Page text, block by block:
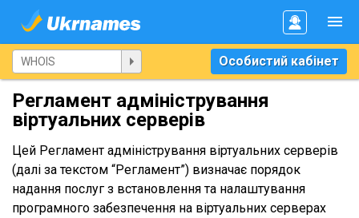
Особистий кабінет
Регламент адміністрування
віртуальних серверів
Цей Регламент адміністрування віртуальних серверів
(далі за текстом “Регламент”) визначає порядок
надання послуг з встановлення та налаштування
програмного забезпечення на віртуальних серверах